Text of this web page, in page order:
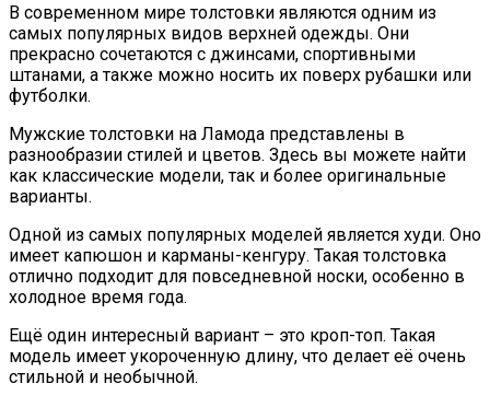
В современном мире толстовки являются одним из
самых популярных видов верхней одежды. Они
прекрасно сочетаются с джинсами, спортивными
штанами, а также можно носить их поверх рубашки или
футболки.
Мужские толстовки на Ламода представлены в
разнообразии стилей и цветов. Здесь вы можете найти
как классические модели, так и более оригинальные
варианты.
Одной из самых популярных моделей является худи. Оно
имеет капюшон и карманы-кенгуру. Такая толстовка
отлично подходит для повседневной носки, особенно в
холодное время года.
Ещё один интересный вариант – это кроп-топ. Такая
модель имеет укороченную длину, что делает её очень
стильной и необычной.